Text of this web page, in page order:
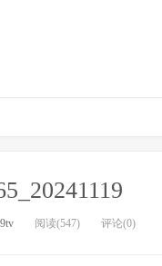
阅读(547) 评论(0)